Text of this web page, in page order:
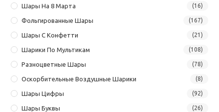
Шары На 8 Марта (16)
Фольгированные Шары (167)
Шары С Конфетти (21)
Шарики По Мультикам (108)
Разноцветные Шары (78)
Оскорбительные Воздушные Шарики (8)
Шары Цифры (92)
Шары Буквы (26)